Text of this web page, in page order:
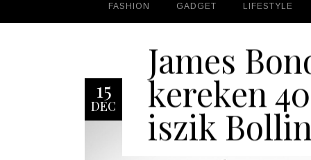
FASHION
FASHION GADGET
GADGET LIFESTYLE
LIFESTYLE
15
DEC
James
kereken
iszik